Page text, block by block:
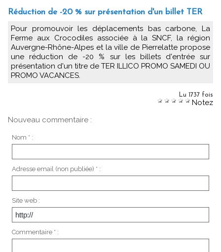
Réduction de -20 % sur présentation d'un billet TER
Pour promouvoir les déplacements bas carbone, La
Ferme aux Crocodiles associée à la SNCF, la région
Auvergne-Rhône-Alpes et la ville de Pierrelatte propose
une réduction de -20 % sur les billets d'entrée sur
présentation d'un titre de TER ILLICO PROMO SAMEDI OU
PROMO VACANCES.
Lu 1737 fois
Notez
Nouveau commentaire :
Nom * :
Adresse email (non publiée) * :
Site web :
Commentaire * :